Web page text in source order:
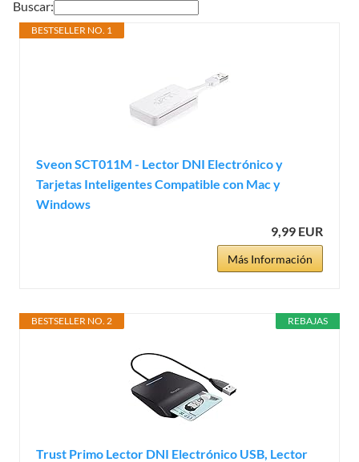
Buscar:
BESTSELLER NO. 1
Sveon SCT011M - Lector DNI Electrónico y
Tarjetas Inteligentes Compatible con Mac y
Windows
9,99 EUR
Más Información
REBAJAS
BESTSELLER NO. 2
Trust Primo Lector DNI Electrónico USB, Lector